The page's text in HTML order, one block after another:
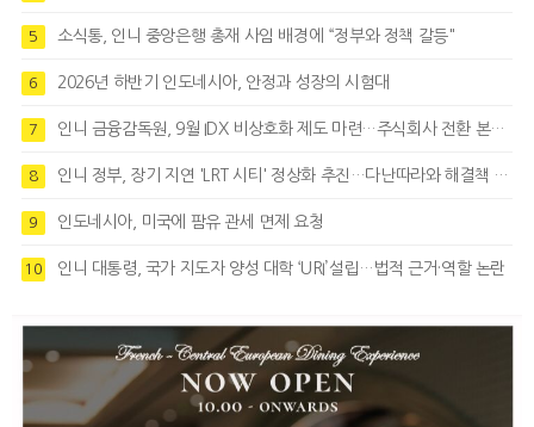
5 소식통, 인니 중앙은행 총재 사임 배경에 “정부와 정책 갈등"
6 2026년 하반기 인도네시아, 안정과 성장의 시험대
7 인니 금융감독원, 9월 IDX 비상호화 제도 마련…주식회사 전환 본격화
8 인니 정부, 장기 지연 'LRT 시티' 정상화 추진…다난따라와 해결책 모색
9 인도네시아, 미국에 팜유 관세 면제 요청
10 인니 대통령, 국가 지도자 양성 대학 ‘URI’설립…법적 근거·역할 논란